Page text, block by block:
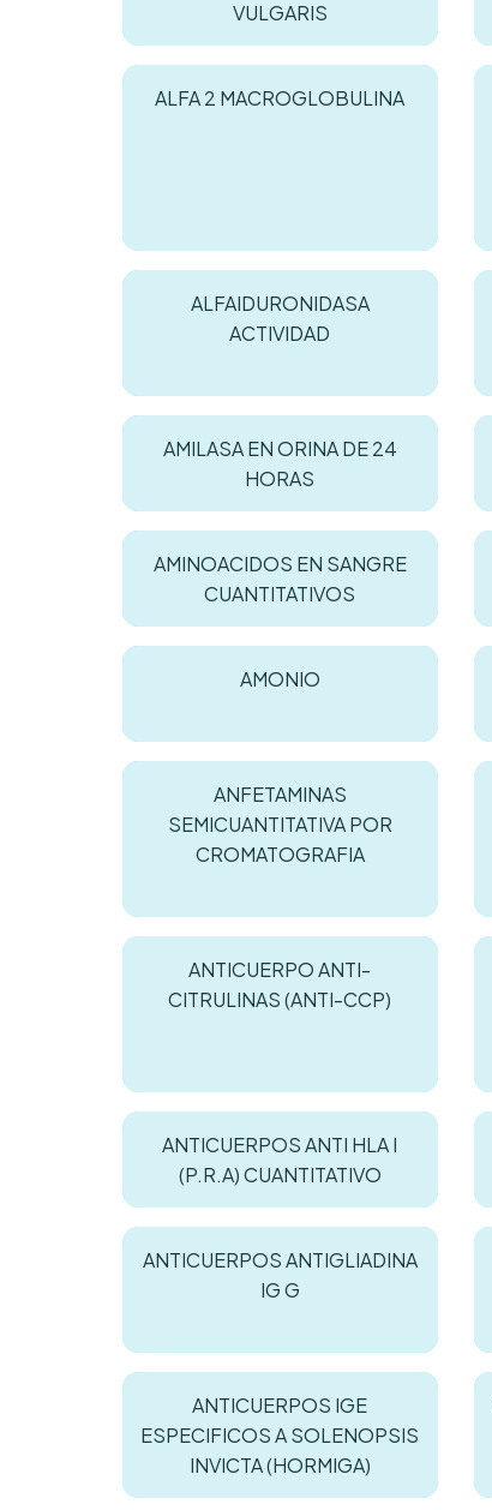
VULGARIS
ALFA 2 MACROGLOBULINA
ALFAIDURONIDASA
ACTIVIDAD
AMILASA EN ORINA DE 24
HORAS
AMINOACIDOS EN SANGRE
CUANTITATIVOS
AMONIO
ANFETAMINAS
SEMICUANTITATIVA POR
CROMATOGRAFIA
ANTICUERPO ANTI-
CITRULINAS (ANTI-CCP)
ANTICUERPOS ANTI HLA I
(P.R.A) CUANTITATIVO
ANTICUERPOS ANTIGLIADINA
IG G
ANTICUERPOS IGE
ESPECIFICOS A SOLENOPSIS
INVICTA (HORMIGA)